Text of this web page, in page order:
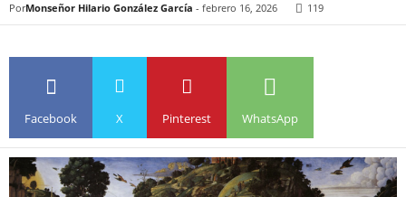
PorMonseñor Hilario González García - febrero 16, 2026 119
Facebook X Pinterest WhatsApp